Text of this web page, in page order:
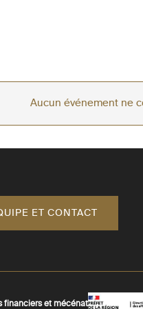
Aucun événement ne
ET CONTACT
financiers et mécénat